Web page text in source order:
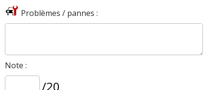
Problèmes / pannes :
Note :
/20